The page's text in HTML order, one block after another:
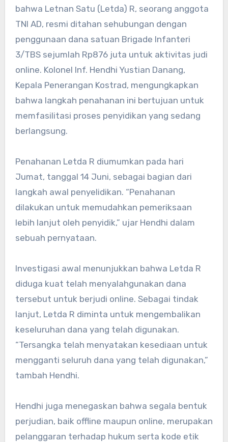
bahwa Letnan Satu (Letda) R, seorang anggota
TNI AD, resmi ditahan sehubungan dengan
penggunaan dana satuan Brigade Infanteri
3/TBS sejumlah Rp876 juta untuk aktivitas judi
online. Kolonel Inf. Hendhi Yustian Danang,
Kepala Penerangan Kostrad, mengungkapkan
bahwa langkah penahanan ini bertujuan untuk
memfasilitasi proses penyidikan yang sedang
berlangsung.
Penahanan Letda R diumumkan pada hari
Jumat, tanggal 14 Juni, sebagai bagian dari
langkah awal penyelidikan. “Penahanan
dilakukan untuk memudahkan pemeriksaan
lebih lanjut oleh penyidik,” ujar Hendhi dalam
sebuah pernyataan.
Investigasi awal menunjukkan bahwa Letda R
diduga kuat telah menyalahgunakan dana
tersebut untuk berjudi online. Sebagai tindak
lanjut, Letda R diminta untuk mengembalikan
keseluruhan dana yang telah digunakan.
“Tersangka telah menyatakan kesediaan untuk
mengganti seluruh dana yang telah digunakan,”
tambah Hendhi.
Hendhi juga menegaskan bahwa segala bentuk
perjudian, baik offline maupun online, merupakan
pelanggaran terhadap hukum serta kode etik